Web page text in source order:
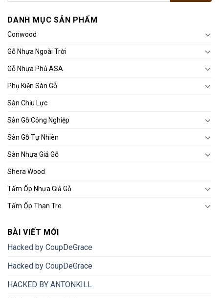
DANH MỤC SẢN PHẨM
Conwood
Gỗ Nhựa Ngoài Trời
Gỗ Nhựa Phủ ASA
Phụ Kiện Sàn Gỗ
Sàn Chịu Lực
Sàn Gỗ Công Nghiệp
Sàn Gỗ Tự Nhiên
Sàn Nhựa Giả Gỗ
Shera Wood
Tấm Ốp Nhựa Giả Gỗ
Tấm Ốp Than Tre
BÀI VIẾT MỚI
Hacked by CoupDeGrace
Hacked by CoupDeGrace
HACKED BY ANTONKILL